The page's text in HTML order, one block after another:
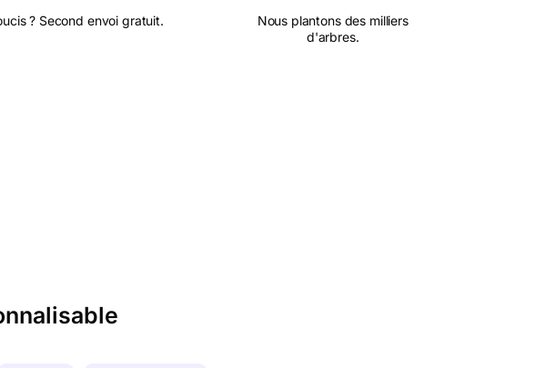
? Second envoi gratuit.
Nous plantons des milliers
d'arbres.